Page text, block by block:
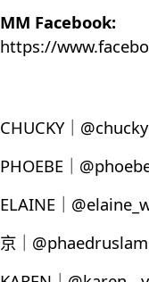
MM Facebook:
https://
CHUCKY｜
PHOEBE｜
ELAINE｜
京｜@phaedruslam